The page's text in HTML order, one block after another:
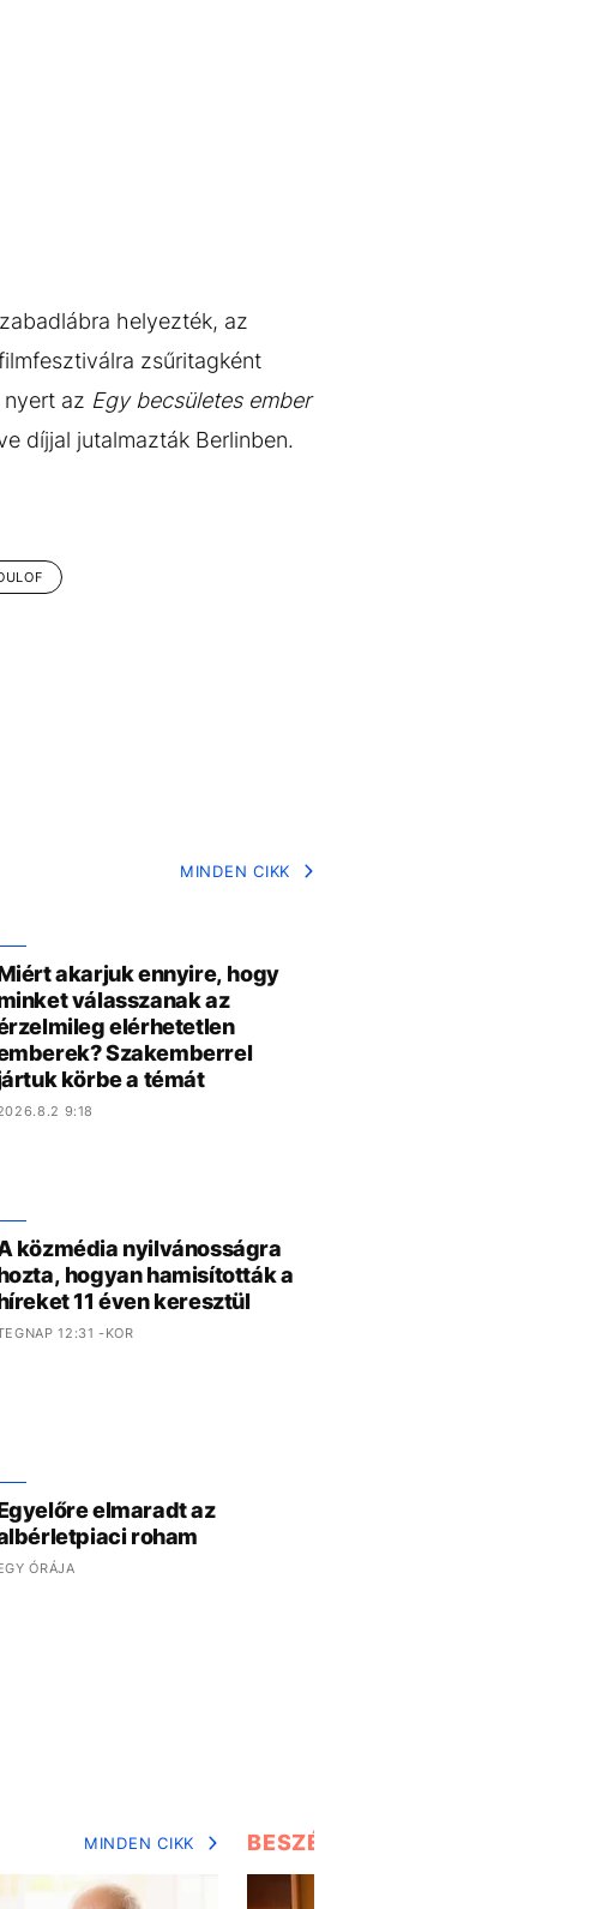
helyezték, az
zsűritagként
az Egy becsületes ember
díjjal jutalmazták Berlinben.
MINDEN CIKK
akarjuk ennyire, hogy
válasszanak az
elérhetetlen
Szakemberrel
körbe a témát
9:18
közmédia nyilvánosságra
hogyan hamisították a
11 éven keresztül
12:31 -KOR
elmaradt az
roham
ÓRÁJA
MINDEN CIKK BESZÉLGETÉSEK